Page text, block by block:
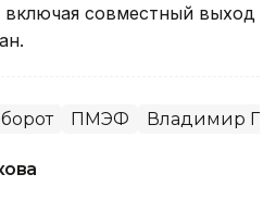
включая совместный выход
ПМЭФ Владимир